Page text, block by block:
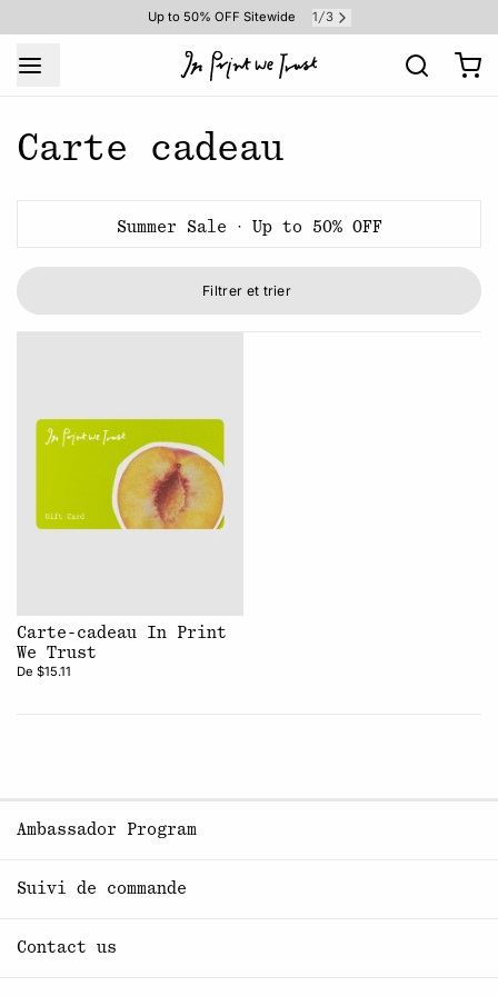
Up to 50% OFF Sitewide 1 /3
Carte cadeau
Summer Sale · Up to 50% OFF
Filtrer et trier
Carte-cadeau In Print
We Trust
De $15.11
Ambassador Program
Suivi de commande
Contact us